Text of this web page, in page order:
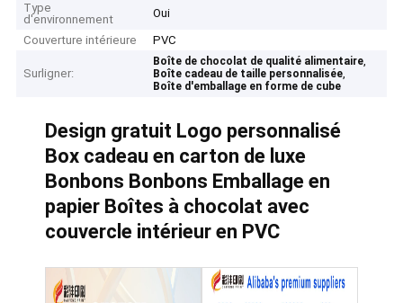
Type
d'environnement
Oui
Couverture intérieure
PVC
Surligner:
Boîte de chocolat de qualité alimentaire,
Boîte cadeau de taille personnalisée,
Boîte d'emballage en forme de cube
Design gratuit Logo personnalisé
Box cadeau en carton de luxe
Bonbons Bonbons Emballage en
papier Boîtes à chocolat avec
couvercle intérieur en PVC